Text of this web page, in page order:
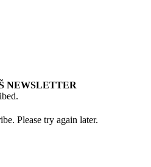
NEWSLETTER
Please try again later.